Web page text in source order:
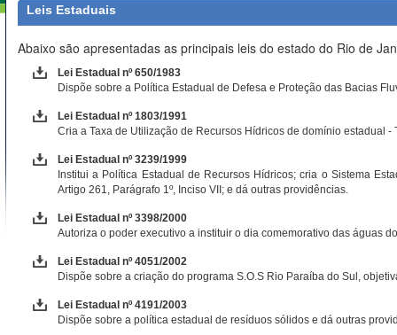
Leis Estaduais
Abaixo são apresentadas as principais leis do estado do Rio de
Lei Estadual nº 650/1983
Dispõe sobre a Política Estadual de Defesa e Proteção das Bacias
Lei Estadual nº 1803/1991
Cria a Taxa de Utilização de Recursos Hídricos de domínio estadual -
Lei Estadual nº 3239/1999
Institui a Política Estadual de Recursos Hídricos; cria o Sistema
Artigo 261, Parágrafo 1º, Inciso VII; e dá outras providências.
Lei Estadual nº 3398/2000
Autoriza o poder executivo a instituir o dia comemorativo das águas
Lei Estadual nº 4051/2002
Dispõe sobre a criação do programa S.O.S Rio Paraíba do Sul,
Lei Estadual nº 4191/2003
Dispõe sobre a política estadual de resíduos sólidos e dá outras